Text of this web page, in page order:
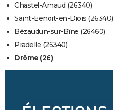
Chastel-Arnaud (26340)
Saint-Benoit-en-Diois (26340)
Bézaudun-sur-Bîne (26460)
Pradelle (26340)
Drôme (26)